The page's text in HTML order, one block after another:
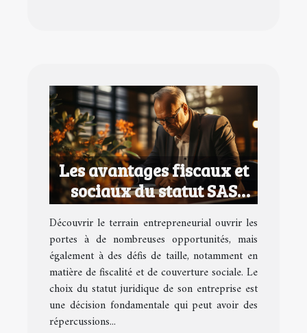
Les avantages fiscaux et
sociaux du statut SAS
pour les entrepreneurs
Découvrir le terrain entrepreneurial ouvrir les
portes à de nombreuses opportunités, mais
également à des défis de taille, notamment en
matière de fiscalité et de couverture sociale. Le
choix du statut juridique de son entreprise est
une décision fondamentale qui peut avoir des
répercussions...